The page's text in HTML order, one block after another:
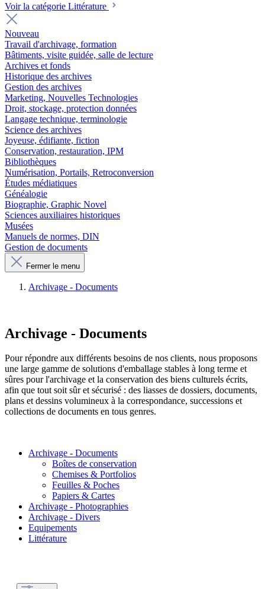
Voir la catégorie Littérature
Nouveau
Travail d'archivage, formation
Bâtiments, visite guidée, salle de lecture
Archives et fonds
Historique des archives
Gestion des archives
Marketing, Nouvelles Technologies
Droit, stockage, protection données
Langage technique, terminologie
Science des archives
Joyeuse, édifiante, fiction
Conservation, restauration, IPM
Bibliothèques
Numérisation, Portails, Retroconversion
Études médiatiques
Généalogie
Biographie, Graphic Novel
Sciences auxiliaires historiques
Musées
Manuels de normes, DIN
Gestion de documents
Fermer le menu
Archivage - Documents
Archivage - Documents
Pour répondre aux différents besoins de nos clients, nous proposons
une large gamme de solutions d'emballage stables à long terme et
sûres pour l'archivage et la conservation des biens culturels écrits,
afin que tout soit sûr et sécurisé : des liasses de dossiers, documents,
plans et dessins volumineux à la correspondance, successions et
collections de documents en tous genres.
Archivage - Documents
Boîtes de conservation
Chemises & Portfolios
Feuilles & Poches
Papiers & Cartes
Archivage - Photographies
Archivage - Divers
Equipements
Littérature